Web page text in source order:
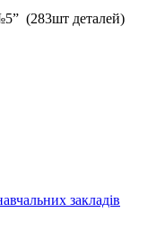
(283шт деталей)
закладів